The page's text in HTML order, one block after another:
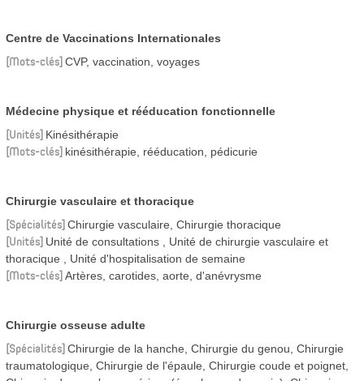
Centre de Vaccinations Internationales
Mots-clés CVP, vaccination, voyages
Médecine physique et rééducation fonctionnelle
Unités Kinésithérapie
Mots-clés kinésithérapie, rééducation, pédicurie
Chirurgie vasculaire et thoracique
Spécialités Chirurgie vasculaire, Chirurgie thoracique
Unités Unité de consultations
Unité de chirurgie vasculaire et
thoracique
Unité d'hospitalisation de semaine
Mots-clés Artères, carotides, aorte, d'anévrysme
Chirurgie osseuse adulte
Spécialités Chirurgie de la hanche, Chirurgie du genou, Chirurgie
traumatologique, Chirurgie de l'épaule, Chirurgie coude et poignet,